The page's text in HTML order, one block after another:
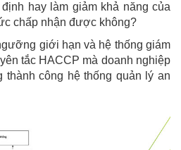
hay làm giảm khả năng của
chấp nhận được không?
giới hạn và hệ thống giám
tắc HACCP mà doanh nghiệp
công hệ thống quản lý an